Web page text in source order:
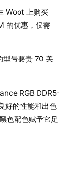
Woot 上购买
的优惠，仅需
型号要贵 70 美
RGB DDR5-
好的性能和出色
色配色赋予它足